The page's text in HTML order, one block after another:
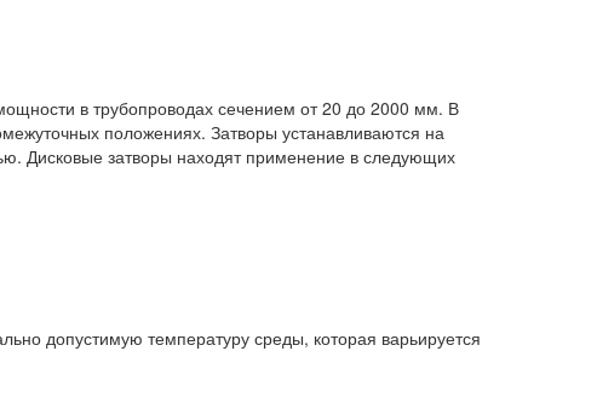
в трубопроводах сечением от 20 до 2000 мм. В
положениях. Затворы устанавливаются на
Дисковые затворы находят применение в следующих
допустимую температуру среды, которая варьируется